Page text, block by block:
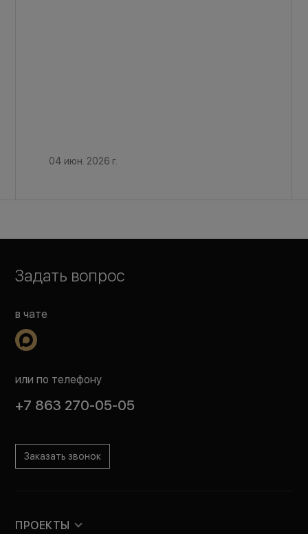
04 июн. 2026 г.
Задать вопрос
в чате
или по телефону
+7 863 270-05-05
Заказать звонок
ПРОЕКТЫ